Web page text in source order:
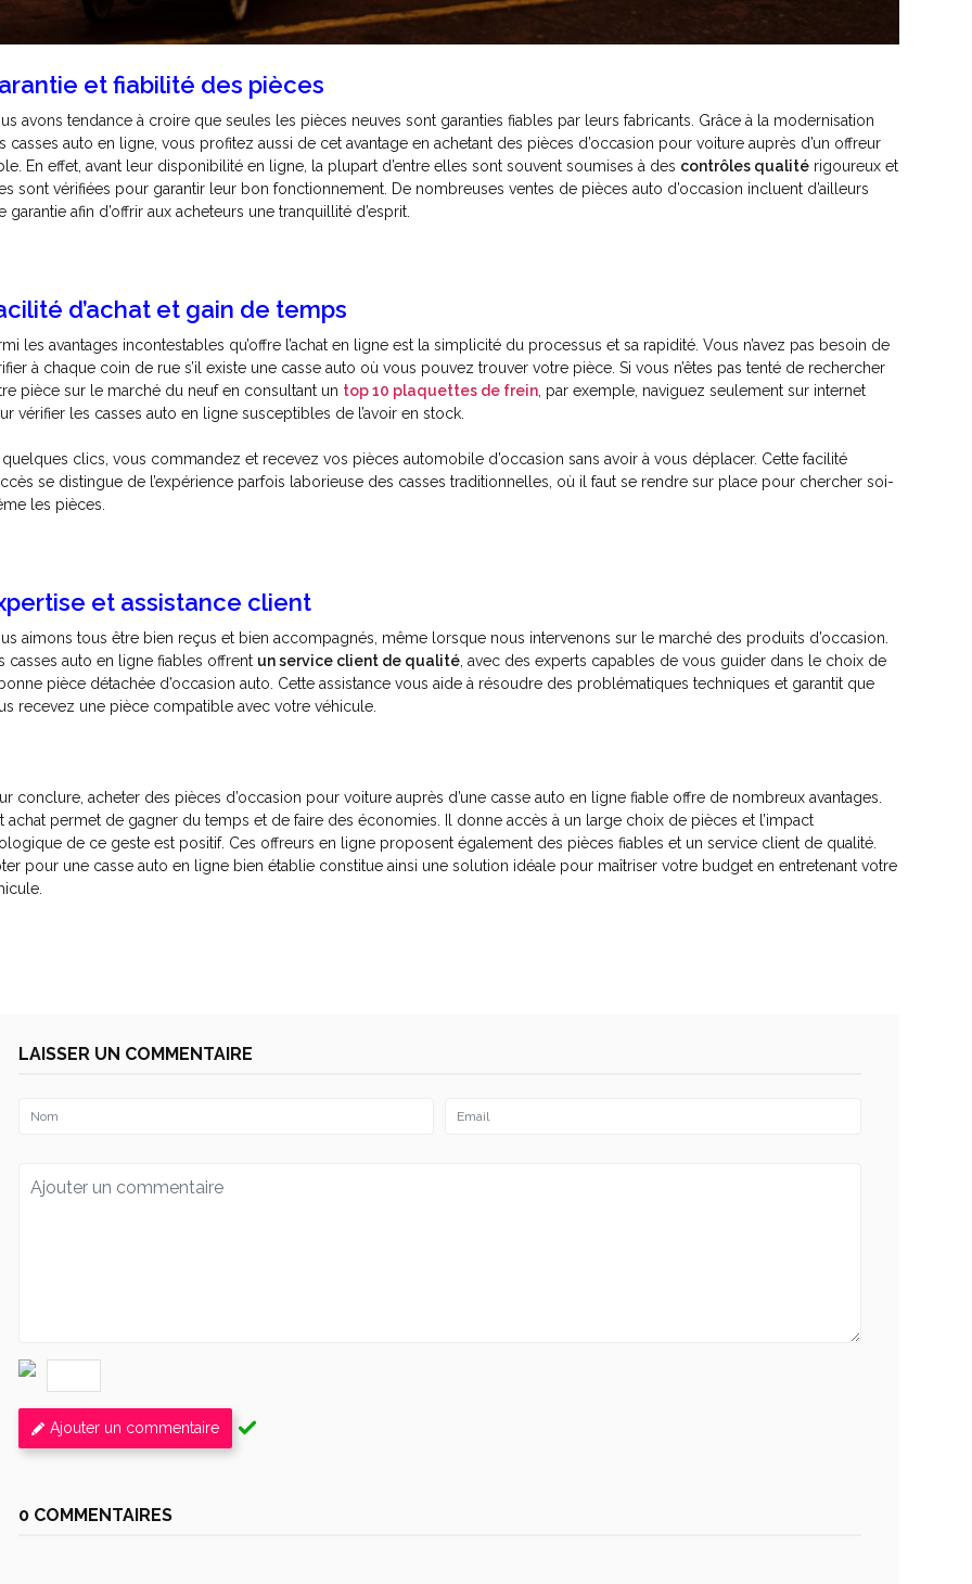
et fiabilité des pièces
avons tendance à croire que seules les pièces neuves sont garanties fiables par leurs fabricants. Grâce à la modernisation
casses auto en ligne, vous profitez aussi de cet avantage en achetant des pièces d’occasion pour voiture auprès d’un offreur
En effet, avant leur disponibilité en ligne, la plupart d’entre elles sont souvent soumises à des contrôles qualité rigoureux et
sont vérifiées pour garantir leur bon fonctionnement. De nombreuses ventes de pièces auto d’occasion incluent d’ailleurs
garantie afin d’offrir aux acheteurs une tranquillité d’esprit.
d’achat et gain de temps
les avantages incontestables qu’offre l’achat en ligne est la simplicité du processus et sa rapidité. Vous n’avez pas besoin de
à chaque coin de rue s’il existe une casse auto où vous pouvez trouver votre pièce. Si vous n’êtes pas tenté de rechercher
pièce sur le marché du neuf en consultant un top 10 plaquettes de frein , par exemple, naviguez seulement sur internet
vérifier les casses auto en ligne susceptibles de l’avoir en stock.
quelques clics, vous commandez et recevez vos pièces automobile d’occasion sans avoir à vous déplacer. Cette facilité
se distingue de l’expérience parfois laborieuse des casses traditionnelles, où il faut se rendre sur place pour chercher soi-
les pièces.
et assistance client
aimons tous être bien reçus et bien accompagnés, même lorsque nous intervenons sur le marché des produits d’occasion.
casses auto en ligne fiables offrent un service client de qualité , avec des experts capables de vous guider dans le choix de
pièce détachée d’occasion auto. Cette assistance vous aide à résoudre des problématiques techniques et garantit que
recevez une pièce compatible avec votre véhicule.
conclure, acheter des pièces d’occasion pour voiture auprès d’une casse auto en ligne fiable offre de nombreux avantages.
achat permet de gagner du temps et de faire des économies. Il donne accès à un large choix de pièces et l’impact
de ce geste est positif. Ces offreurs en ligne proposent également des pièces fiables et un service client de qualité.
pour une casse auto en ligne bien établie constitue ainsi une solution idéale pour maîtriser votre budget en entretenant votre
LAISSER UN COMMENTAIRE
Ajouter un commentaire
0 COMMENTAIRES